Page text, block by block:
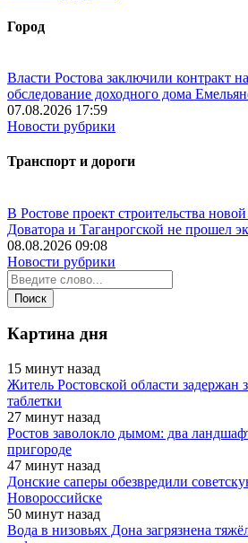
Город
Власти Ростова заключили контракт
обследование доходного дома
07.08.2026 17:59
Новости рубрики
Транспорт и дороги
В Ростове проект строительства
Доватора и Таганрогской не прошел
08.08.2026 09:08
Новости рубрики
Картина дня
15 минут назад
Житель Ростовской области задержан
таблетки
27 минут назад
Ростов заволокло дымом: два
пригороде
47 минут назад
Донские саперы обезвредили
Новороссийске
50 минут назад
Вода в низовьях Дона загрязнена